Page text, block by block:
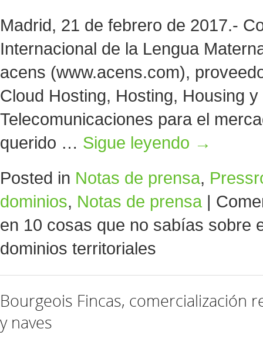
Madrid, 21 de febrero de 2017.-
Internacional de la Lengua
acens (www.acens.com),
Cloud Hosting, Hosting, Housing
Telecomunicaciones para el
querido … Sigue leyendo →
Posted in Notas de prensa,
dominios, Notas de prensa
en 10 cosas que no sabías sobre
dominios territoriales
Bourgeois Fincas, comercialización
y naves